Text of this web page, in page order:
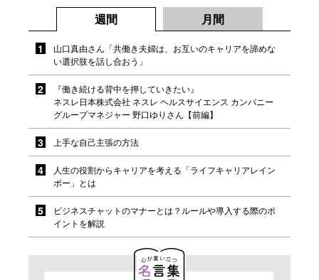
週間 月間
山口真由さん「共働き夫婦は、お互いのキャリアを諦めな
い選択肢を話し合おう」
『働き続ける背中を押していきたい』
ネスレ日本株式会社 ネスレ ヘルスサイエンス カンパニー
グループマネジャー 野口ゆりさん【前編】
上手な自己主張の方法
人生の役割からキャリアを考える「ライフキャリアレイン
ボー」とは
ビジネスチャットのマナーとは？ルールや導入する際のポ
イントを解説